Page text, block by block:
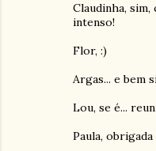
Claudinha,
intenso!
Flor, :)
Argas... e bem
Lou, se é...
Paula, obrigada